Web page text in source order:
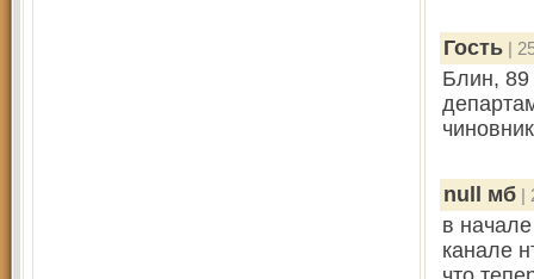
Гость |
Блин, 89
null мб |
в
канале